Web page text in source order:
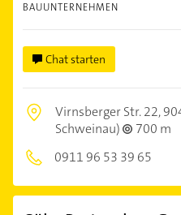
BAUUNTERNEHMEN
Chat starten
Virnsberger Str. 22,
Schweinau)
700 m
0911 96 53 39 65